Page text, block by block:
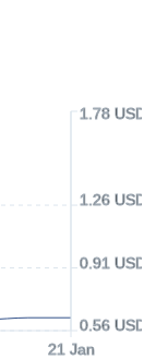
21 Jan
0.56 USD
0.91 USD
1.26 USD
1.78 USD